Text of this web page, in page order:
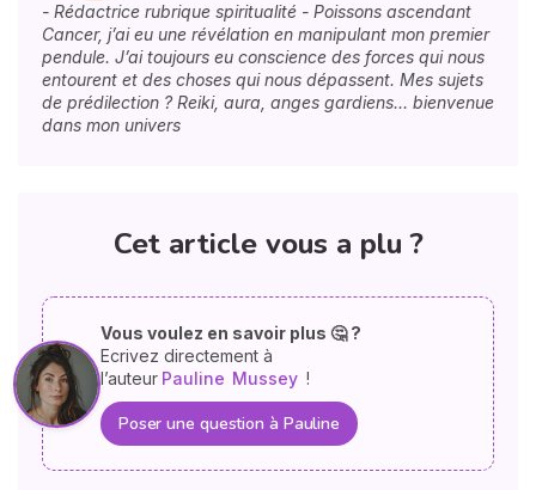
- Rédactrice rubrique spiritualité - Poissons ascendant
Cancer, j’ai eu une révélation en manipulant mon premier
pendule. J’ai toujours eu conscience des forces qui nous
entourent et des choses qui nous dépassent. Mes sujets
de prédilection ? Reiki, aura, anges gardiens… bienvenue
dans mon univers
Cet article vous a plu ?
Vous voulez en savoir plus 🤔 ?
Ecrivez directement à
l’auteur Pauline Mussey !
Poser une question à Pauline